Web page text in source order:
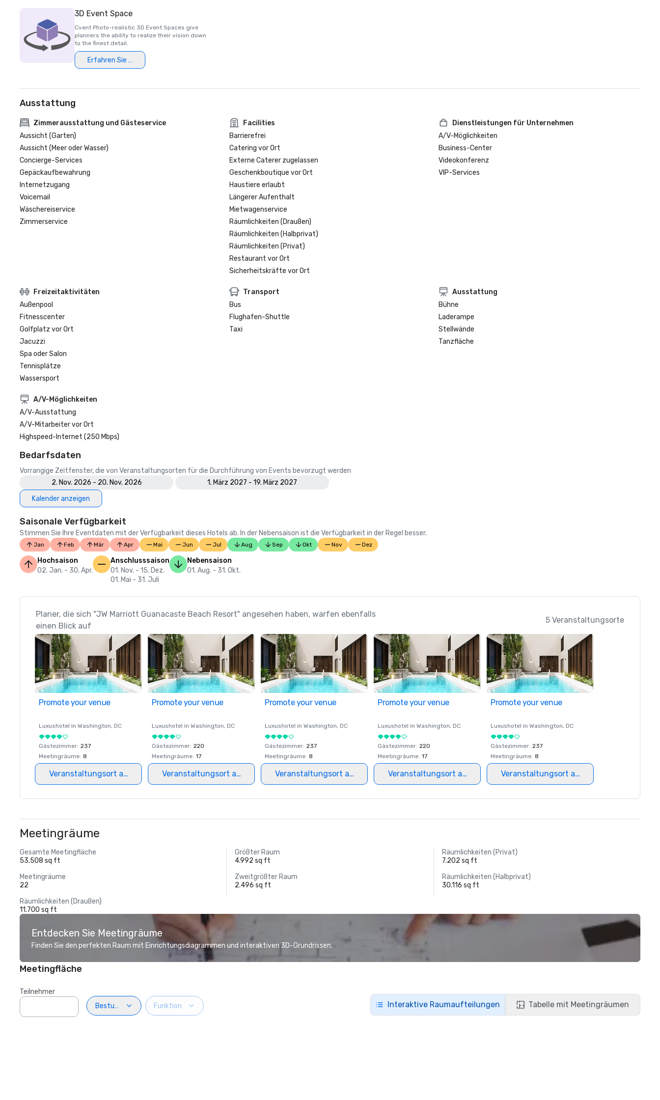
3D Event Space
Cvent Photo-realistic 3D Event Spaces give
planners the ability to realize their vision down
to the finest detail.
Erfahren Sie mehr
Ausstattung
Zimmerausstattung und Gästeservice
Aussicht (Garten)
Aussicht (Meer oder Wasser)
Concierge-Services
Gepäckaufbewahrung
Internetzugang
Voicemail
Wäschereiservice
Zimmerservice
Facilities
Barrierefrei
Catering vor Ort
Externe Caterer zugelassen
Geschenkboutique vor Ort
Haustiere erlaubt
Längerer Aufenthalt
Mietwagenservice
Räumlichkeiten (Draußen)
Räumlichkeiten (Halbprivat)
Räumlichkeiten (Privat)
Restaurant vor Ort
Sicherheitskräfte vor Ort
Dienstleistungen für Unternehmen
A/V-Möglichkeiten
Business-Center
Videokonferenz
VIP-Services
Freizeitaktivitäten
Außenpool
Fitnesscenter
Golfplatz vor Ort
Jacuzzi
Spa oder Salon
Tennisplätze
Wassersport
Transport
Bus
Flughafen-Shuttle
Taxi
Ausstattung
Bühne
Laderampe
Stellwände
Tanzfläche
A/V-Möglichkeiten
A/V-Ausstattung
A/V-Mitarbeiter vor Ort
Highspeed-Internet (250 Mbps)
Bedarfsdaten
Vorrangige Zeitfenster, die von Veranstaltungsorten für die Durchführung von Events bevorzugt werden
2. Nov. 2026 - 20. Nov. 2026
1. März 2027 - 19. März 2027
Kalender anzeigen
Saisonale Verfügbarkeit
Stimmen Sie Ihre Eventdaten mit der Verfügbarkeit dieses Hotels ab. In der Nebensaison ist die Verfügbarkeit in der Regel besser.
Jan Feb Mär Apr Mai Jun Jul Aug Sep Okt Nov Dez
Hochsaison
02. Jan. - 30. Apr.
Anschlusssaison
01. Nov. - 15. Dez.
01. Mai - 31. Juli
Nebensaison
01. Aug. - 31. Okt.
Planer, die sich "JW Marriott Guanacaste Beach Resort" angesehen haben, warfen ebenfalls
einen Blick auf
5 Veranstaltungsorte
Promote your venue
Luxushotel in Washington, DC
Gästezimmer: 237
Meetingräume: 8
Veranstaltungsort auswählen
Promote your venue
Luxushotel in Washington, DC
Gästezimmer: 220
Meetingräume: 17
Veranstaltungsort auswählen
Promote your venue
Luxushotel in Washington, DC
Gästezimmer: 237
Meetingräume: 8
Veranstaltungsort auswählen
Promote your venue
Luxushotel in Washington, DC
Gästezimmer: 220
Meetingräume: 17
Veranstaltungsort auswählen
Promote your venue
Luxushotel in Washington, DC
Gästezimmer: 237
Meetingräume: 8
Veranstaltungsort auswählen
Meetingräume
Gesamte Meetingfläche
53.508 sq ft
Größter Raum
4.992 sq ft
Räumlichkeiten (Privat)
7.202 sq ft
Meetingräume
22
Zweitgrößter Raum
2.496 sq ft
Räumlichkeiten (Halbprivat)
30.116 sq ft
Räumlichkeiten (Draußen)
11.700 sq ft
Entdecken Sie Meetingräume
Finden Sie den perfekten Raum mit Einrichtungsdiagrammen und interaktiven 3D-Grundrissen.
Meetingfläche
Teilnehmer
Bestuhlung
Funktion Interaktive Raumaufteilungen Tabelle mit Meetingräumen